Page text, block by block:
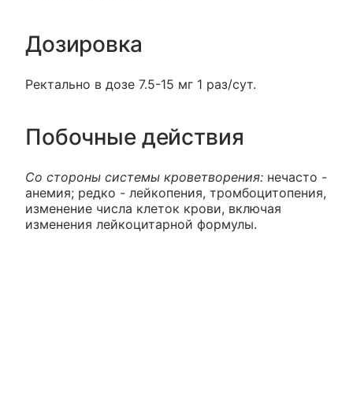
Дозировка
Ректально в дозе 7.5-15 мг 1 раз/сут.
Побочные действия
Со стороны системы кроветворения: нечасто -
анемия; редко - лейкопения, тромбоцитопения,
изменение числа клеток крови, включая
изменения лейкоцитарной формулы.